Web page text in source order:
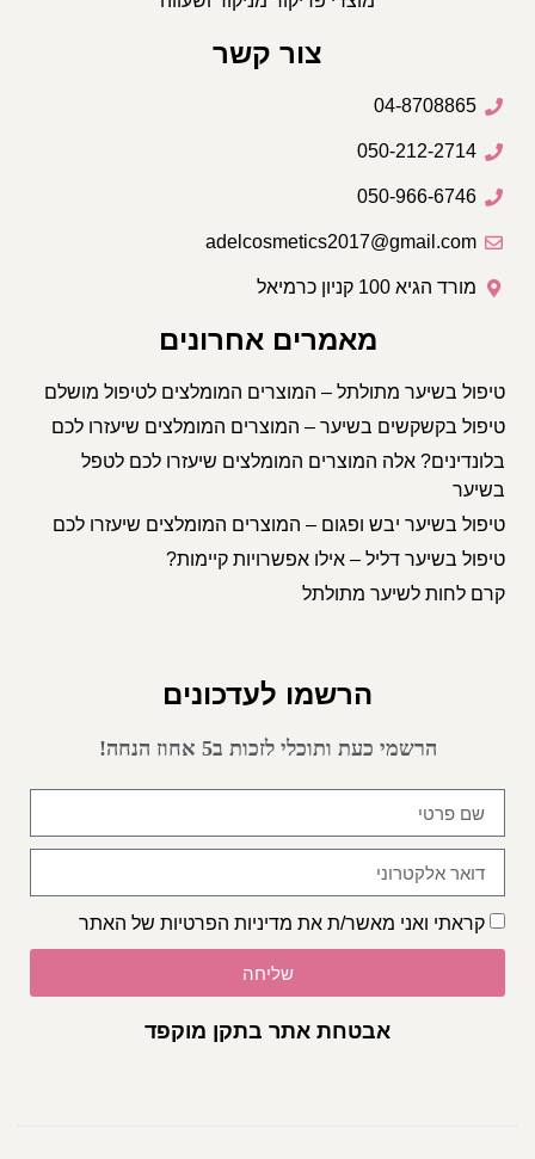
צור קשר
04-8708865
050-212-2714
050-966-6746
adelcosmetics2017@gmail.com
מורד הגיא 100 קניון כרמיאל
מאמרים אחרונים
טיפול בשיער מתולתל – המוצרים המומלצים לטיפול מושלם
טיפול בקשקשים בשיער – המוצרים המומלצים שיעזרו לכם
בלונדינים? אלה המוצרים המומלצים שיעזרו לכם לטפל
בשיער
טיפול בשיער יבש ופגום – המוצרים המומלצים שיעזרו לכם
טיפול בשיער דליל – אילו אפשרויות קיימות?
קרם לחות לשיער מתולתל
הרשמו לעדכונים
הרשמי כעת ותוכלי לזכות ב5 אחוז הנחה!
קראתי ואני מאשר/ת אתמדיניות הפרטיותשל האתר
שליחה
אבטחת אתר בתקן מוקפד